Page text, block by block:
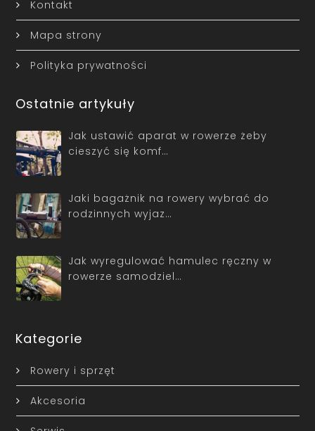
Kontakt
Mapa strony
Polityka prywatności
Ostatnie artykuły
Jak ustawić aparat w rowerze żeby
cieszyć się komf…
Jaki bagażnik na rowery wybrać do
rodzinnych wyjaz…
Jak wyregulować hamulec ręczny w
rowerze samodziel…
Kategorie
Rowery i sprzęt
Akcesoria